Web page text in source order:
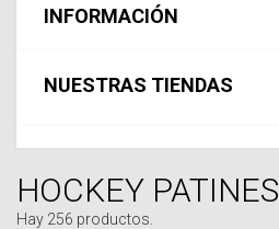
INFORMACIÓN
NUESTRAS TIENDAS
HOCKEY PATINES
Hay 256 productos.